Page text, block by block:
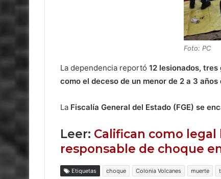
Foto: PC
La dependencia reportó 12 lesionados,
como el deceso de un menor de 2 a 3 años
La Fiscalía General del Estado (FGE) se
Leer: Califican como
responsable de choque
Etiquetas choque Colonia Volcanes muerte